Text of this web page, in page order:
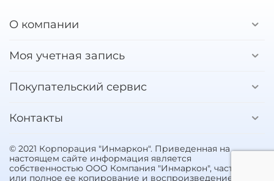
О компании
Моя учетная запись
Покупательский сервис
Контакты
© 2021 Корпорация "Инмаркон". Приведенная на
настоящем сайте информация является
собственностью ООО Компания "Инмаркон", частичное
или полное ее копирование и воспроизведение